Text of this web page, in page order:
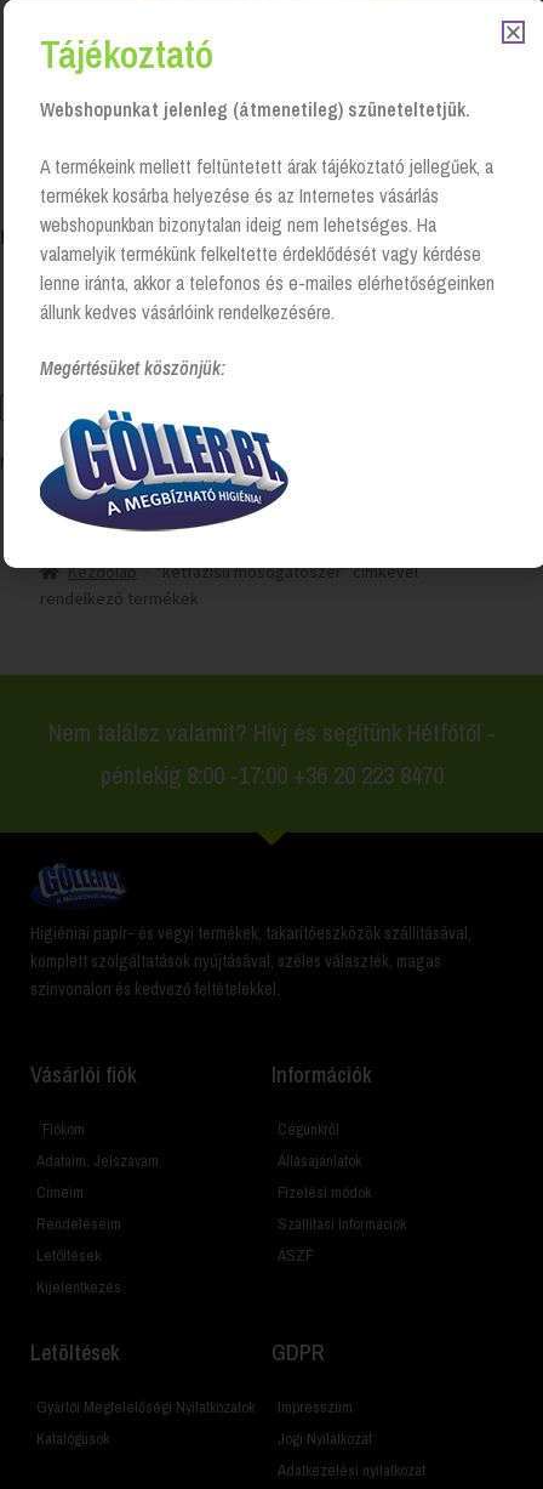
Ibis Quat S fertőtlenítő hatású kézi mosogató- és tisztítószer – 5
liter
Login to see prices
Mind a(z) 2 találat megjelenítve
Kezdőlap
“kétfázisú mosogatószer” címkével
rendelkező termékek
Nem találsz valamit? Hívj és segítünk Hétfőtől -
péntekig 8:00 -17:00 +36 20 223 8470
Higiéniai papír- és vegyi termékek, takarítóeszközök szállításával,
komplett szolgáltatások nyújtásával, széles választék, magas
színvonalon és kedvező feltételekkel.
Vásárlói fiók
Fiókom
Adataim, Jelszavam
Címeim
Rendeléseim
Letöltések
Kijelentkezés
Információk
Cégünkről
Állásajánlatok
Fizetési módok
Szállítási Információk
ÁSZF
Letöltések
Gyártói Megfelelőségi Nyilatkozatok
Katalógusok
GDPR
Impresszum
Jogi Nyilatkozat
Adatkezelési nyilatkozat
Tájékoztató
Webshopunkat jelenleg (átmenetileg) szüneteltetjük.
A termékeink mellett feltüntetett árak tájékoztató jellegűek, a
termékek kosárba helyezése és az Internetes vásárlás
webshopunkban bizonytalan ideig nem lehetséges. Ha
valamelyik termékünk felkeltette érdeklődését vagy kérdése
lenne iránta, akkor a telefonos és e-mailes elérhetőségeinken
állunk kedves vásárlóink rendelkezésére.
Megértésüket köszönjük: